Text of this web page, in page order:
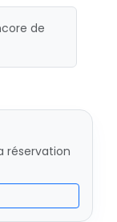
de
réservation